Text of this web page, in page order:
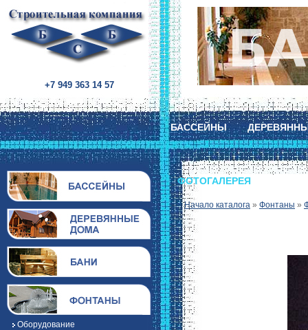
+7 949 363 14 57
Оборудование
БАССЕЙНЫ
ФОТОГАЛЕРЕЯ
Начало каталога » Фонтаны »